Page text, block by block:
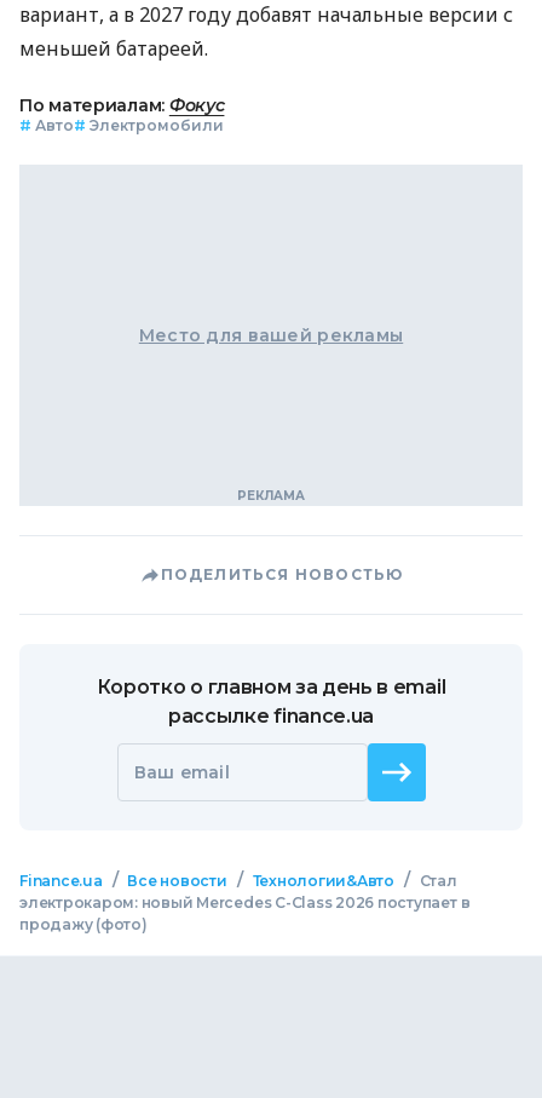
вариант, а в 2027 году добавят начальные версии с
меньшей батареей.
По материалам: Фокус
# Авто# Электромобили
Место для вашей рекламы
ПОДЕЛИТЬСЯ НОВОСТЬЮ
Коротко о главном за день в email
рассылке finance.ua
Ваш email
Finance.ua / Все новости / Технологии&Авто /
Стал
электрокаром: новый Mercedes C-Class 2026 поступает в
продажу (фото)